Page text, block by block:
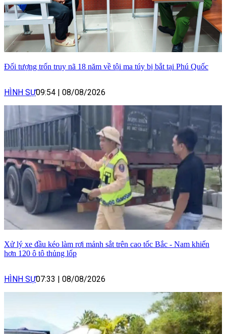
Đối tượng trốn truy nã 18 năm về tội ma túy bị bắt tại Phú Quốc
HÌNH SỰ09:54 08/08/2026
Xử lý xe đầu kéo làm rơi mảnh sắt trên cao tốc Bắc - Nam khiến
hơn 120 ô tô thủng lốp
HÌNH SỰ07:33 | 08/08/2026